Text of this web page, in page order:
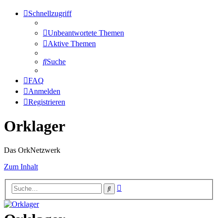
Schnellzugriff
Unbeantwortete Themen
Aktive Themen
Suche
FAQ
Anmelden
Registrieren
Orklager
Das OrkNetzwerk
Zum Inhalt
Suche